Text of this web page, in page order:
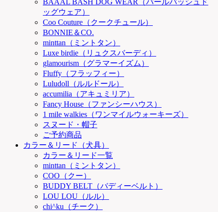
BAAAL BASH DOG WEAR（バールバッシュド
ッグウェア）
Coo Couture（クークチュール）
BONNIE＆CO.
minttan（ミントタン）
Luxe birdie（リュクスバーディ）
glamourism（グラマーイズム）
Fluffy（フラッフィー）
Luludoll（ルルドール）
accumilia（アキュミリア）
Fancy House（ファンシーハウス）
1 mile walkies（ワンマイルウォーキーズ）
スヌード・帽子
ご予約商品
カラー＆リード（犬具）
カラー＆リード一覧
minttan（ミントタン）
COO（クー）
BUDDY BELT（バディーベルト）
LOU LOU（ルル）
chi^ku（チーク）